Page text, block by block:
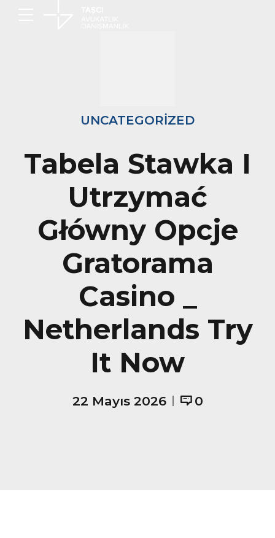
UNCATEGORIZED
Tabela Stawka I
Utrzymać
Główny Opcje
Gratorama
Casino _
Netherlands Try
It Now
22 Mayıs 2026 0